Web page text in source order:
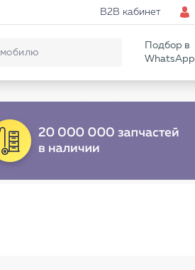
B2B кабинет
Подбор в
WhatsApp